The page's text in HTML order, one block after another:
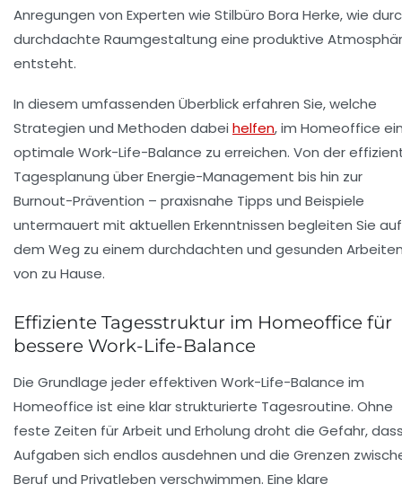
Anregungen von Experten wie Stilbüro Bora Herke, wie
durchdachte Raumgestaltung eine produktive
entsteht.
In diesem umfassenden Überblick erfahren Sie, welche
Strategien und Methoden dabei helfen, im Homeoffice
optimale Work-Life-Balance zu erreichen. Von der
Tagesplanung über Energie-Management bis hin zur
Burnout-Prävention – praxisnahe Tipps und Beispiele
untermauert mit aktuellen Erkenntnissen begleiten Sie auf
dem Weg zu einem durchdachten und gesunden
von zu Hause.
Effiziente Tagesstruktur im Homeoffice für
bessere Work-Life-Balance
Die Grundlage jeder effektiven Work-Life-Balance im
Homeoffice ist eine klar strukturierte Tagesroutine. Ohne
feste Zeiten für Arbeit und Erholung droht die Gefahr,
Aufgaben sich endlos ausdehnen und die Grenzen
Beruf und Privatleben verschwimmen. Eine klare